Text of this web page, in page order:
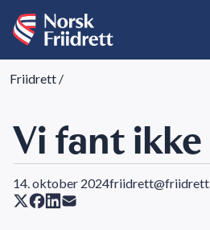
Friidrett /
Vi fant ikke
14. oktober 2024